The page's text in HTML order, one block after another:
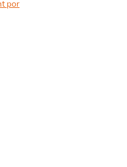
por